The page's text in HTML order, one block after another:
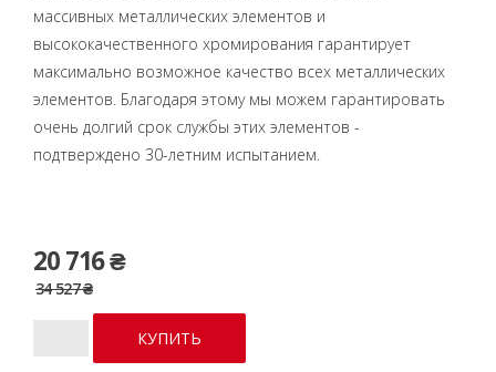
массивных металлических элементов и
высококачественного хромирования гарантирует
максимально возможное качество всех металлических
элементов. Благодаря этому мы можем гарантировать
очень долгий срок службы этих элементов -
подтверждено 30-летним испытанием.
20 716 ₴
34 527 ₴